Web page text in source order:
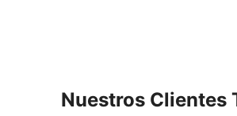
Nuestros Clientes